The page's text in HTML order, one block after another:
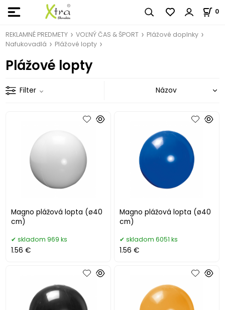
0
REKLAMNÉ PREDMETY VOĽNÝ ČAS & ŠPORT
Plážové doplnky
Nafukovadlá
Plážové lopty
Plážové lopty
Filter
Magno plážová lopta (ø40
cm)
skladom 969 ks
1.56 €
Magno plážová lopta (ø40
cm)
skladom 6051 ks
1.56 €